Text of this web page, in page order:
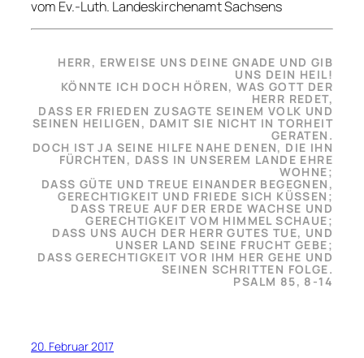
vom Ev.-Luth. Landeskirchenamt Sachsens
HERR, ERWEISE UNS DEINE GNADE UND GIB
UNS DEIN HEIL!
KÖNNTE ICH DOCH HÖREN, WAS GOTT DER
HERR REDET,
DASS ER FRIEDEN ZUSAGTE SEINEM VOLK UND
SEINEN HEILIGEN, DAMIT SIE NICHT IN TORHEIT
GERATEN.
DOCH IST JA SEINE HILFE NAHE DENEN, DIE IHN
FÜRCHTEN, DASS IN UNSEREM LANDE EHRE
WOHNE;
DASS GÜTE UND TREUE EINANDER BEGEGNEN,
GERECHTIGKEIT UND FRIEDE SICH KÜSSEN;
DASS TREUE AUF DER ERDE WACHSE UND
GERECHTIGKEIT VOM HIMMEL SCHAUE;
DASS UNS AUCH DER HERR GUTES TUE, UND
UNSER LAND SEINE FRUCHT GEBE;
DASS GERECHTIGKEIT VOR IHM HER GEHE UND
SEINEN SCHRITTEN FOLGE.
PSALM 85, 8-14
20. Februar 2017